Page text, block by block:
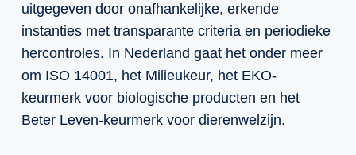
uitgegeven door onafhankelijke, erkende
instanties met transparante criteria en periodieke
hercontroles. In Nederland gaat het onder meer
om ISO 14001, het Milieukeur, het EKO-
keurmerk voor biologische producten en het
Beter Leven-keurmerk voor dierenwelzijn.